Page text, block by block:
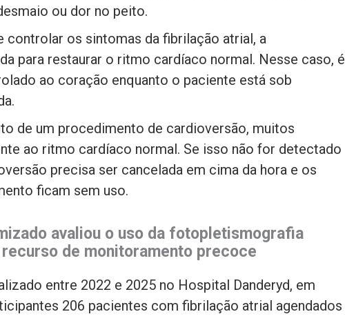
ou dor no peito.
controlar os sintomas da fibrilação atrial, a
para restaurar o ritmo cardíaco normal. Nesse caso, é
ao coração enquanto o paciente está sob
de um procedimento de cardioversão, muitos
ao ritmo cardíaco normal. Se isso não for detectado
precisa ser cancelada em cima da hora e os
ficam sem uso.
avaliou o uso da fotopletismografia
de monitoramento precoce
entre 2022 e 2025 no Hospital Danderyd, em
206 pacientes com fibrilação atrial agendados